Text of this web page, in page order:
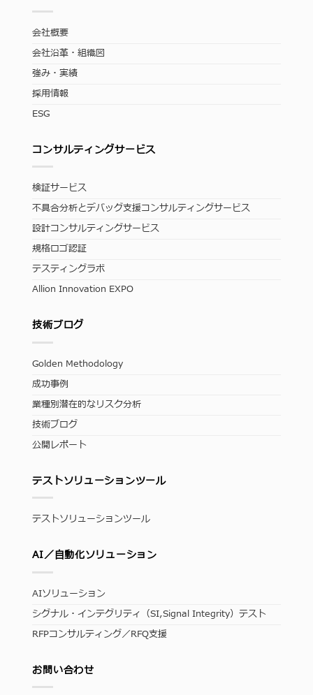
会社概要
会社沿革・組織図
強み・実績
採用情報
ESG
コンサルティングサービス
検証サービス
不具合分析とデバッグ支援コンサルティングサービス
設計コンサルティングサービス
規格ロゴ認証
テスティングラボ
Allion Innovation EXPO
技術ブログ
Golden Methodology
成功事例
業種別潜在的なリスク分析
技術ブログ
公開レポート
テストソリューションツール
テストソリューションツール
AI／自動化ソリューション
AIソリューション
シグナル・インテグリティ（SI,Signal Integrity）テスト
RFPコンサルティング／RFQ支援
お問い合わせ